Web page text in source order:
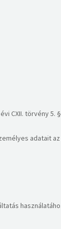
CXII. törvény 5.
adatait